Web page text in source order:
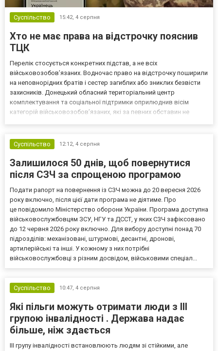
Суспільство 15:42, 4 серпня
Хто не має права на відстрочку пояснив
ТЦК
Перелік стосується конкретних підстав, а не всіх
військовозобов’язаних. Водночас право на відстрочку поширили
на неповнорідних братів і сестер загиблих або зниклих безвісти
захисників. Донецький обласний територіальний центр
комплектування та соціальної підтримки оприлюднив вісім
категорій військовозобов’язаних, які за певних обставин не
Суспільство
12:12, 4 серпня
Залишилося 50 днів, щоб повернутися
після СЗЧ за спрощеною програмою
Подати рапорт на повернення із СЗЧ можна до 20 вересня 2026
року включно, після цієї дати програма не діятиме. Про
це повідомило Міністерство оборони України. Програма доступна
військовослужбовцям ЗСУ, НГУ та ДССТ, у яких СЗЧ зафіксовано
до 12 червня 2026 року включно. Для вибору доступні понад 70
підрозділів: механізовані, штурмові, десантні, дронові,
артилерійські та інші. У кожному з них потрібні
військовослужбовці з різним досвідом, військовими спеціал...
Суспільство 10:47, 4 серпня
Які пільги можуть отримати люди з III
групою інвалідності . Держава надає
більше, ніж здається
III групу інвалідності встановлюють людям зі стійкими, але